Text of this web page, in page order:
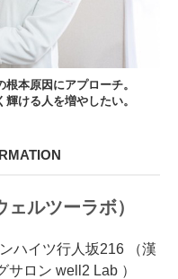
本原因にアプローチ。
ける人を増やしたい。
ルツーラボ）
ハイツ行人坂216 （漢
ロン well2 Lab ）